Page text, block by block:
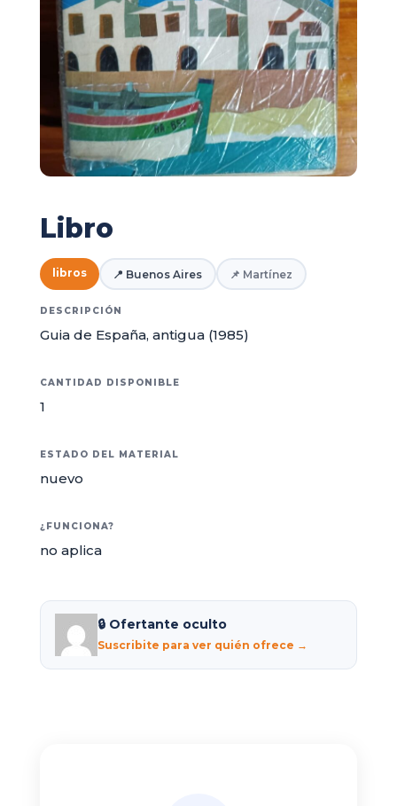
Libro
libros 📍 Buenos Aires 📌 Martínez
DESCRIPCIÓN
Guia de España, antigua (1985)
CANTIDAD DISPONIBLE
1
ESTADO DEL MATERIAL
nuevo
¿FUNCIONA?
no aplica
🔒 Ofertante oculto
Suscribite para ver quién ofrece →